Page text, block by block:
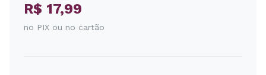
R$ 17,99
no PIX ou no cartão